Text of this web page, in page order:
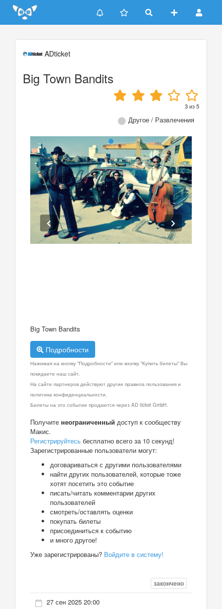
Update cookies preferences
ADticket
Big Town Bandits
3из5
Другое / Развлечения
Big Town Bandits
Подробности
Нажимая на кнопку "Подробности" или кнопку "Купить билеты" Вы
покидаете наш сайт.
На сайте партнеров действуют другие правила пользования и
политика конфиденциальности.
Билеты на это событие продаются через AD ticket GmbH.
Получите неограниченный доступ к сообществу
Макис.
Регистрируйтесь бесплатно всего за 10 секунд!
Зарегистрированные пользователи могут:
договариваться с другими пользователями
найти других пользователей, которые тоже
хотят посетить это событие
писать/читать комментарии других
пользователей
смотреть/оставлять оценки
покупать билеты
присоединиться к событию
и много другое!
Уже зарегистрированы? Войдите в систему!
закончено
27 сен 2025 20:00